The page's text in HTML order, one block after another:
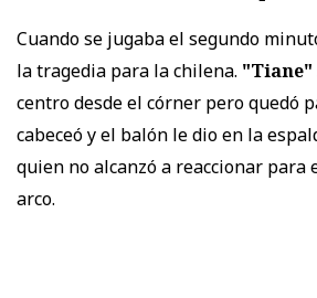
Cuando se jugaba el segundo
la tragedia para la chilena. "Tiane"
centro desde el córner pero quedó
cabeceó y el balón le dio en la
quien no alcanzó a reaccionar para
arco.